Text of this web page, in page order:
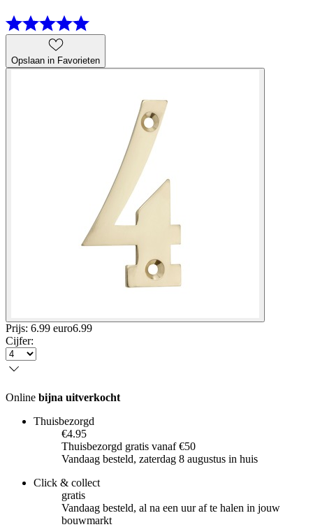
Opslaan in Favorieten
Prijs: 6.99 euro6.99
Cijfer:
Online bijna uitverkocht
Thuisbezorgd
€4.95
Thuisbezorgd gratis vanaf €50
Vandaag besteld, zaterdag 8 augustus in huis
Click & collect
gratis
Vandaag besteld, al na een uur af te halen in jouw
bouwmarkt